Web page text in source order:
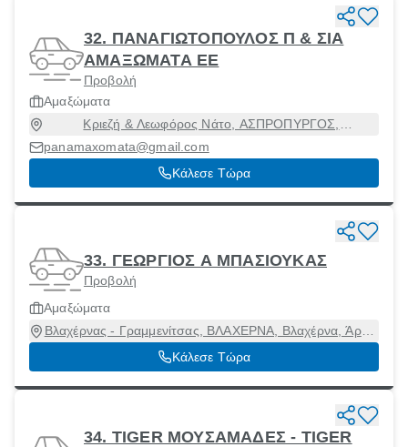
32. ΠΑΝΑΓΙΩΤΟΠΟΥΛΟΣ Π & ΣΙΑ
ΑΜΑΞΩΜΑΤΑ ΕΕ
Προβολή
Αμαξώματα
Κριεζή & Λεωφόρος Νάτο, ΑΣΠΡΟΠΥΡΓΟΣ,
Ασπρόπυργος, Αττική, 19300
panamaxomata@gmail.com
Κάλεσε Τώρα
33. ΓΕΩΡΓΙΟΣ Α ΜΠΑΣΙΟΥΚΑΣ
Προβολή
Αμαξώματα
Βλαχέρνας - Γραμμενίτσας, ΒΛΑΧΕΡΝΑ, Βλαχέρνα, Άρτα,
47100
Κάλεσε Τώρα
34. TIGER ΜΟΥΣΑΜΑΔΕΣ - TIGER